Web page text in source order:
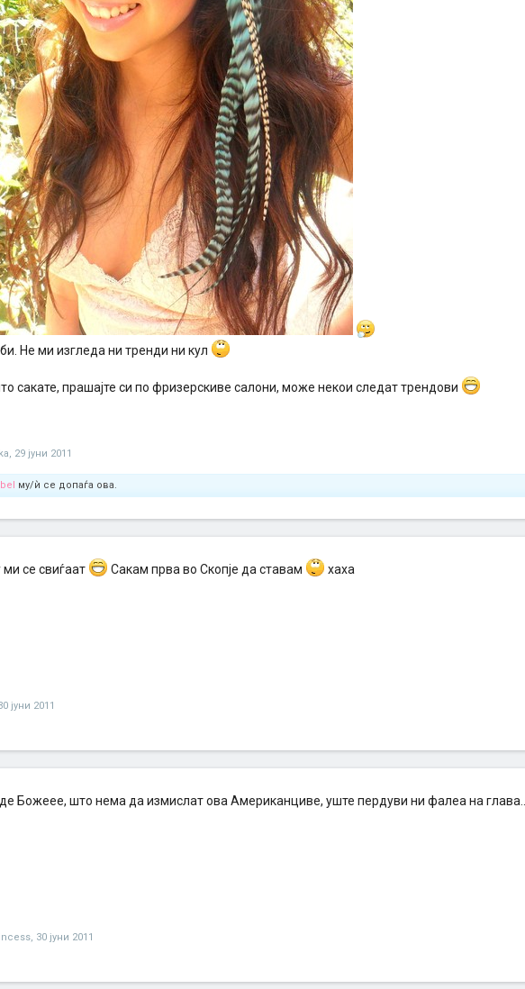
Не ми изгледа ни тренди ни кул
сакате, прашајте си по фризерскиве салони, може некои следат трендови
, 29 јуни 2011
му/ѝ се допаѓа ова.
ми се свиѓаат Сакам прва во Скопје да ставам хаха
јуни 2011
Божеее, што нема да измислат ова Американциве, уште пердуви ни фалеа на глава...
, 30 јуни 2011